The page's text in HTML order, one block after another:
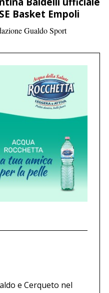
Basket Empoli
Gualdo Sport
e Cerqueto nel